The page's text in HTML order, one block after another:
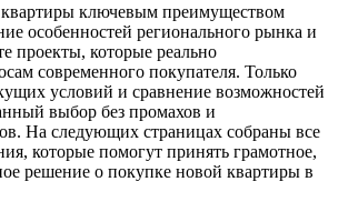
ключевым преимуществом
особенностей регионального рынка и
проекты, которые реально
современного покупателя. Только
условий и сравнение возможностей
выбор без промахов и
На следующих страницах собраны все
которые помогут принять грамотное,
решение о покупке новой квартиры в